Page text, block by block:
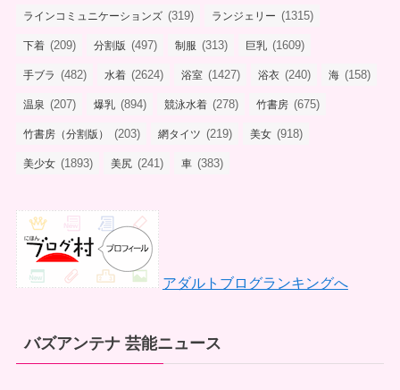
ラインコミュニケーションズ (319) ランジェリー (1315)
下着 (209) 分割版 (497) 制服 (313) 巨乳 (1609)
手ブラ (482) 水着 (2624) 浴室 (1427) 浴衣 (240) 海 (158)
温泉 (207) 爆乳 (894) 競泳水着 (278) 竹書房 (675)
竹書房（分割版） (203) 網タイツ (219) 美女 (918)
美少女 (1893) 美尻 (241) 車 (383)
アダルトブログランキングへ
バズアンテナ 芸能ニュース